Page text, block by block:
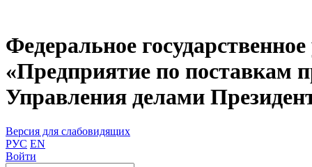
Федеральное
«Предприятие по поставкам
Управления делами
Версия для слабовидящих
РУС EN
Войти